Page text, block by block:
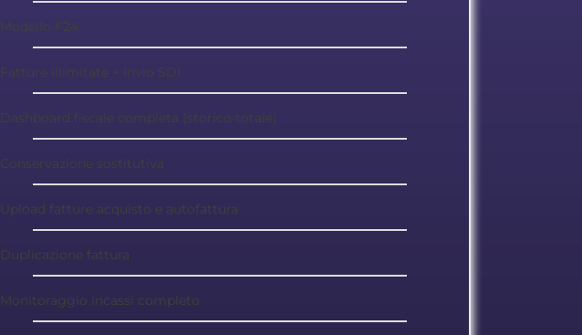
Modello F24
Fatture illimitate + invio SDI
Dashboard fiscale completa (storico totale)
Conservazione sostitutiva
Upload fatture acquisto e autofattura
Duplicazione fattura
Monitoraggio incassi completo